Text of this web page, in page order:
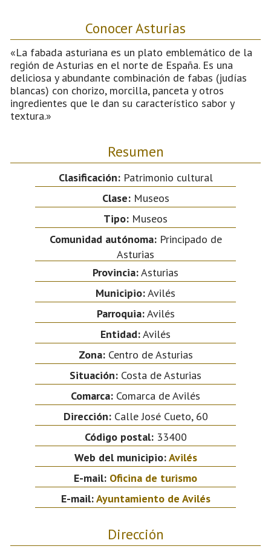
Conocer Asturias
«La fabada asturiana es un plato emblemático de la
región de Asturias en el norte de España. Es una
deliciosa y abundante combinación de fabas (judías
blancas) con chorizo, morcilla, panceta y otros
ingredientes que le dan su característico sabor y
textura.»
Resumen
Clasificación:Patrimonio cultural
Clase:Museos
Tipo: Museos
Comunidad autónoma:Principado de
Asturias
Provincia:Asturias
Municipio:Avilés
Parroquia:Avilés
Entidad:Avilés
Zona:Centro de Asturias
Situación: Costa de Asturias
Comarca: Comarca de Avilés
Dirección:Calle José Cueto, 60
Código postal:33400
Web del municipio:Avilés
E-mail: Oficina de turismo
E-mail:Ayuntamiento de Avilés
Dirección